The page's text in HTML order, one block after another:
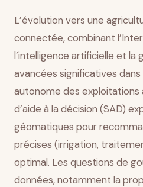
L’évolution vers une
connectée, combinant
l’intelligence artificielle et
avancées significatives
autonome des exploitations
d’aide à la décision (SAD)
géomatiques pour
précises (irrigation,
optimal. Les questions de
données, notamment la